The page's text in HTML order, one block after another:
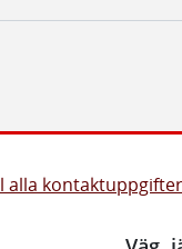
alla kontaktuppgifter